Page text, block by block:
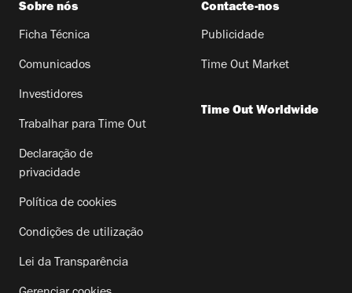
Sobre nós
Ficha Técnica
Comunicados
Investidores
Trabalhar para Time Out
Declaração de
privacidade
Política de cookies
Condições de utilização
Lei da Transparência
Contacte-nos
Publicidade
Time Out Market
Time Out Worldwide